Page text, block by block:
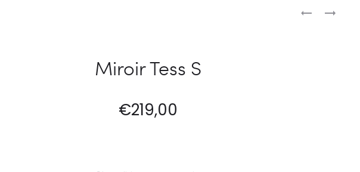
MIROIR
MIROIR
Miroir Tess S
€219,00